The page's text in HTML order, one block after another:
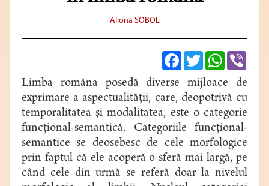
Aliona SOBOL
FacebookTwitterWhatsApp
Limba româna posedă diverse mijloace de
exprimare a aspectualităţii, care, deopotrivă cu
temporalitatea şi modalitatea, este o categorie
funcţional-semantică. Categoriile funcţional-
semantice se deosebesc de cele morfologice
prin faptul că ele acoperă o sferă mai largă, pe
când cele din urmă se referă doar la nivelul